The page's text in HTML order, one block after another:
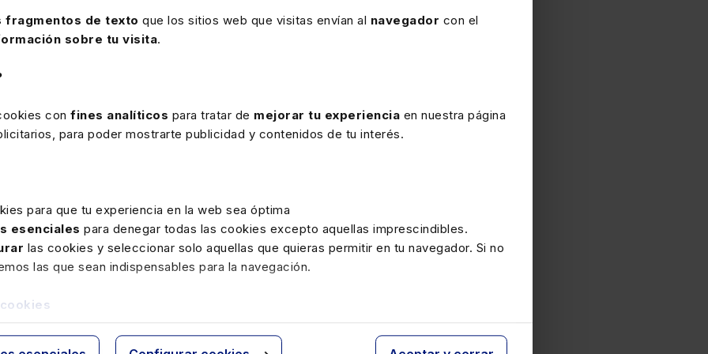
fragmentos de texto que los sitios web que visitas envían al navegador con el
sobre tu visita.
con fines analíticos para tratar de mejorar tu experiencia en nuestra página
para poder mostrarte publicidad y contenidos de tu interés.
para que tu experiencia en la web sea óptima
esenciales para denegar todas las cookies excepto aquellas imprescindibles.
las cookies y seleccionar solo aquellas que quieras permitir en tu navegador. Si no
las que sean indispensables para la navegación.
formación jurídica y tercer sector.
y desde el comité de dirección, ha desempeñado
estrategia y ventas en empresas internacionales,
Navision (Microsoft) y Sage.
la innovación de producto en España y ha desempeñado
de 2020. Es licenciada en ciencias empresariales por la
executive MBA por IE Business School. Forma parte del
en la alta dirección.
legal se encuentran, entre otras profesionales,Victoria
, ex vicepresidenta del Tribunal Constitucional. Socia en
de la Facultad de Derecho de la URJC,Eugenia Navarro,
y